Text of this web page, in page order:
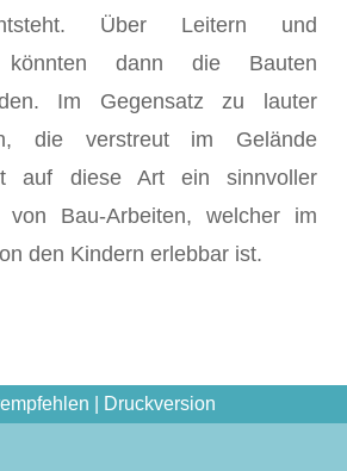
Über Leitern und
könnten dann die Bauten
Im Gegensatz zu lauter
die verstreut im Gelände
auf diese Art ein sinnvoller
von Bau-Arbeiten, welcher im
den Kindern erlebbar ist.
Druckversion